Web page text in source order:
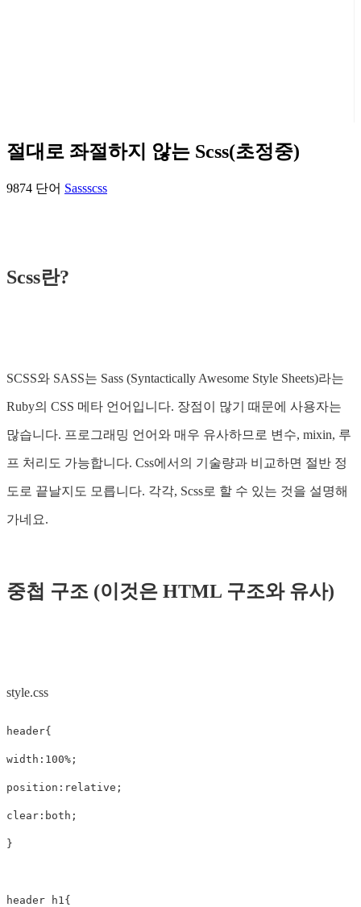
절대로 좌절하지 않는 Scss(초정중)
9874 단어 Sassscss
Scss란?
SCSS와 SASS는 Sass (Syntactically Awesome Style Sheets)라는
Ruby의 CSS 메타 언어입니다. 장점이 많기 때문에 사용자는
많습니다. 프로그래밍 언어와 매우 유사하므로 변수, mixin, 루
프 처리도 가능합니다. Css에서의 기술량과 비교하면 절반 정
도로 끝날지도 모릅니다. 각각, Scss로 할 수 있는 것을 설명해
가네요.
중첩 구조 (이것은 HTML 구조와 유사)
style.css
header{
width : 100% ;
position : relative ;
clear : both ;
}
header h1 {